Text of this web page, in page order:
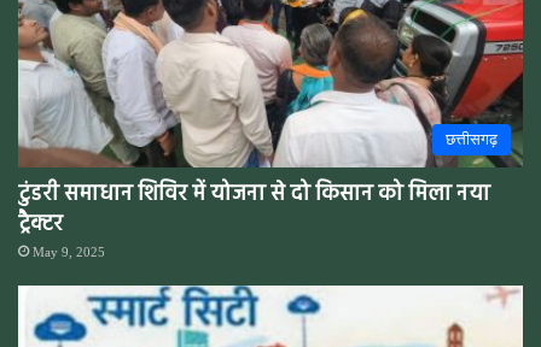
छत्तीसगढ़
टुंडरी समाधान शिविर में योजना से दो किसान को मिला नया
ट्रैक्टर
May 9, 2025